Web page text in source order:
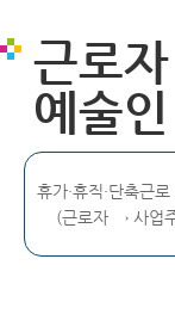
근로
예술
휴가·휴직·단축근로
(근로자 → 사업